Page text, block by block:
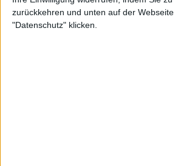
zurückkehren und unten auf der
"Datenschutz" klicken.